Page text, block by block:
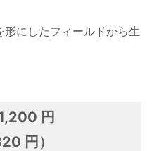
にしたフィールドから生
円
円）